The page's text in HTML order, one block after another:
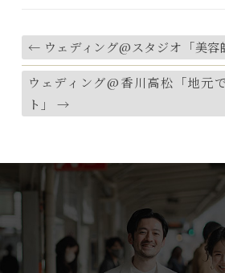
← ウェディング@スタジオ「美容
ウェディング@香川高松「地元
ト」→